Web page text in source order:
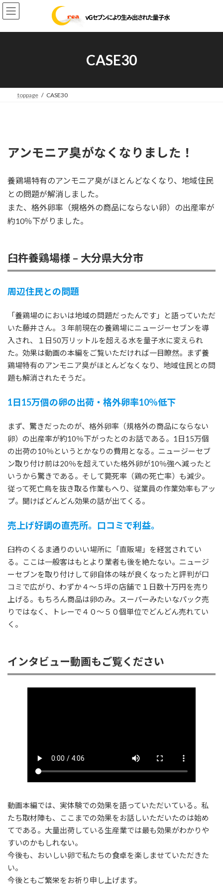
コ
ン
ン
ナ
ビ
ー
CASE30
toppage CASE30
アンモニア臭がなくなりました！
養鶏場特有のアンモニア臭がほとんどなくなり、地域住民
との問題が解消しました。
また、格外卵率（規格外の商品にならない卵）の出産率が
約10％下がりました。
臼杵養鶏場様 – 大分県大分市
周辺住民との問題
「養鶏場のにおいは地域の問題だったんです」と語っていただ
いた藤井さん。３年前現在の養鶏場にニュージーセブンを導
入され、１日50万リットルを超える水を量子水に変えられ
た。効果は動画の本編をご覧いただければ一目瞭然。まず養
鶏場特有のアンモニア臭がほとんどなくなり、地域住民との問
題も解消されたそうだ。
1日15万個の卵の出荷・格外卵率10％低下
まず、驚きだったのが、格外卵率（規格外の商品にならない
卵）の出産率が約10％下がったとのお話である。1日15万個
の出荷の10％というとかなりの費用となる。ニュージーセブ
ン取り付け前は20％を超えていた格外卵が10％強へ減ったと
いうから驚きである。そして斃死率（鶏の死亡率）も減少。
従って死亡鳥を抜き取る作業もへり、従業員の作業効率もアッ
プ。聞けばどんどん効果の話が出てくる。
売上げ好調の直売所。口コミで利益。
臼杵のくるま通りのいい場所に「直販場」を経営されてい
る。ここは一般客はもとより業者も後を絶たない。ニュージ
ーセブンを取り付けして卵自体の味が良くなったと評判が口
コミで広がり、わずか４〜５坪の店舗で１日数十万円を売り
上げる。もちろん商品は卵のみ。スーパーみたいなパック売
りではなく、トレーで４０〜５０個単位でどんどん売れてい
く。
インタビュー動画もご覧ください
動画本編では、実体験での効果を語っていただいている。私
たち取材陣も、ここまでの効果をお話しいただいたのは始め
てである。大量出荷している生産業では最も効果がわかりや
すいのかもしれない。
今後も、おいしい卵で私たちの食卓を楽しませていただきた
い。
今後ともご繁栄をお祈り申し上げます。